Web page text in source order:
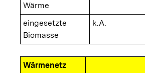
Wärme
eingesetzte
Biomasse
k.A.
Wärmenetz